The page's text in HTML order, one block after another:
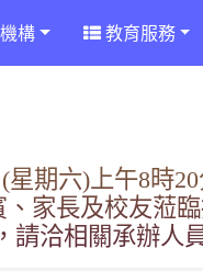
構 教育服務
期六)上午8時
家長及校友蒞
請洽相關承辦人